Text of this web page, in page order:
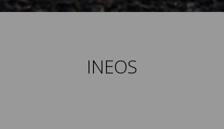
INEOS